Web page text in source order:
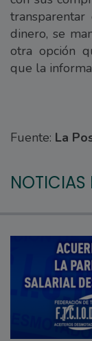
dinero, se
otra opción
que la
Fuente: La
NOTICIAS